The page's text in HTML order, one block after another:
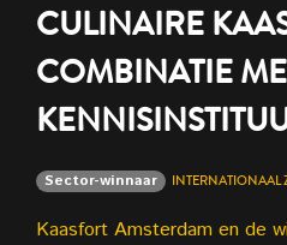
CULINAIRE
COMBINATIE
Sector-winnaar INTERNATIONAAL
Kaasfort Amsterdam en de